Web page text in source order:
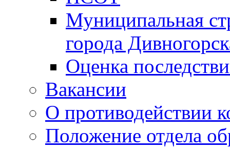
Муниципальная
города
Оценка
Вакансии
О противодействии
Положение отдела